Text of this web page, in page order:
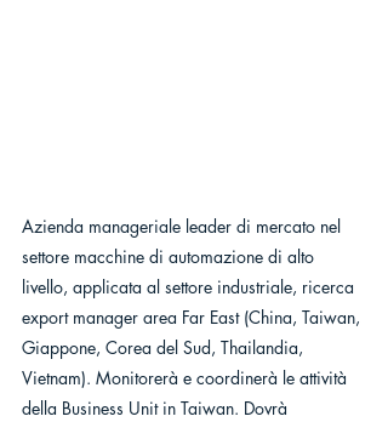
Azienda manageriale leader di mercato nel
settore macchine di automazione di alto
livello, applicata al settore industriale, ricerca
export manager area Far East (China, Taiwan,
Giappone, Corea del Sud, Thailandia,
Vietnam). Monitorerà e coordinerà le attività
della Business Unit in Taiwan. Dovrà